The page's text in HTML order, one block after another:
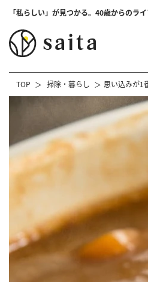
「私らしい」が見つかる。40歳からのラ
TOP 掃除・暮らし 思い込みが1